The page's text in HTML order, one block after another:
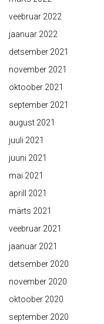
veebruar 2022
jaanuar 2022
detsember 2021
november 2021
oktoober 2021
september 2021
august 2021
juuli 2021
juuni 2021
mai 2021
aprill 2021
märts 2021
veebruar 2021
jaanuar 2021
detsember 2020
november 2020
oktoober 2020
september 2020